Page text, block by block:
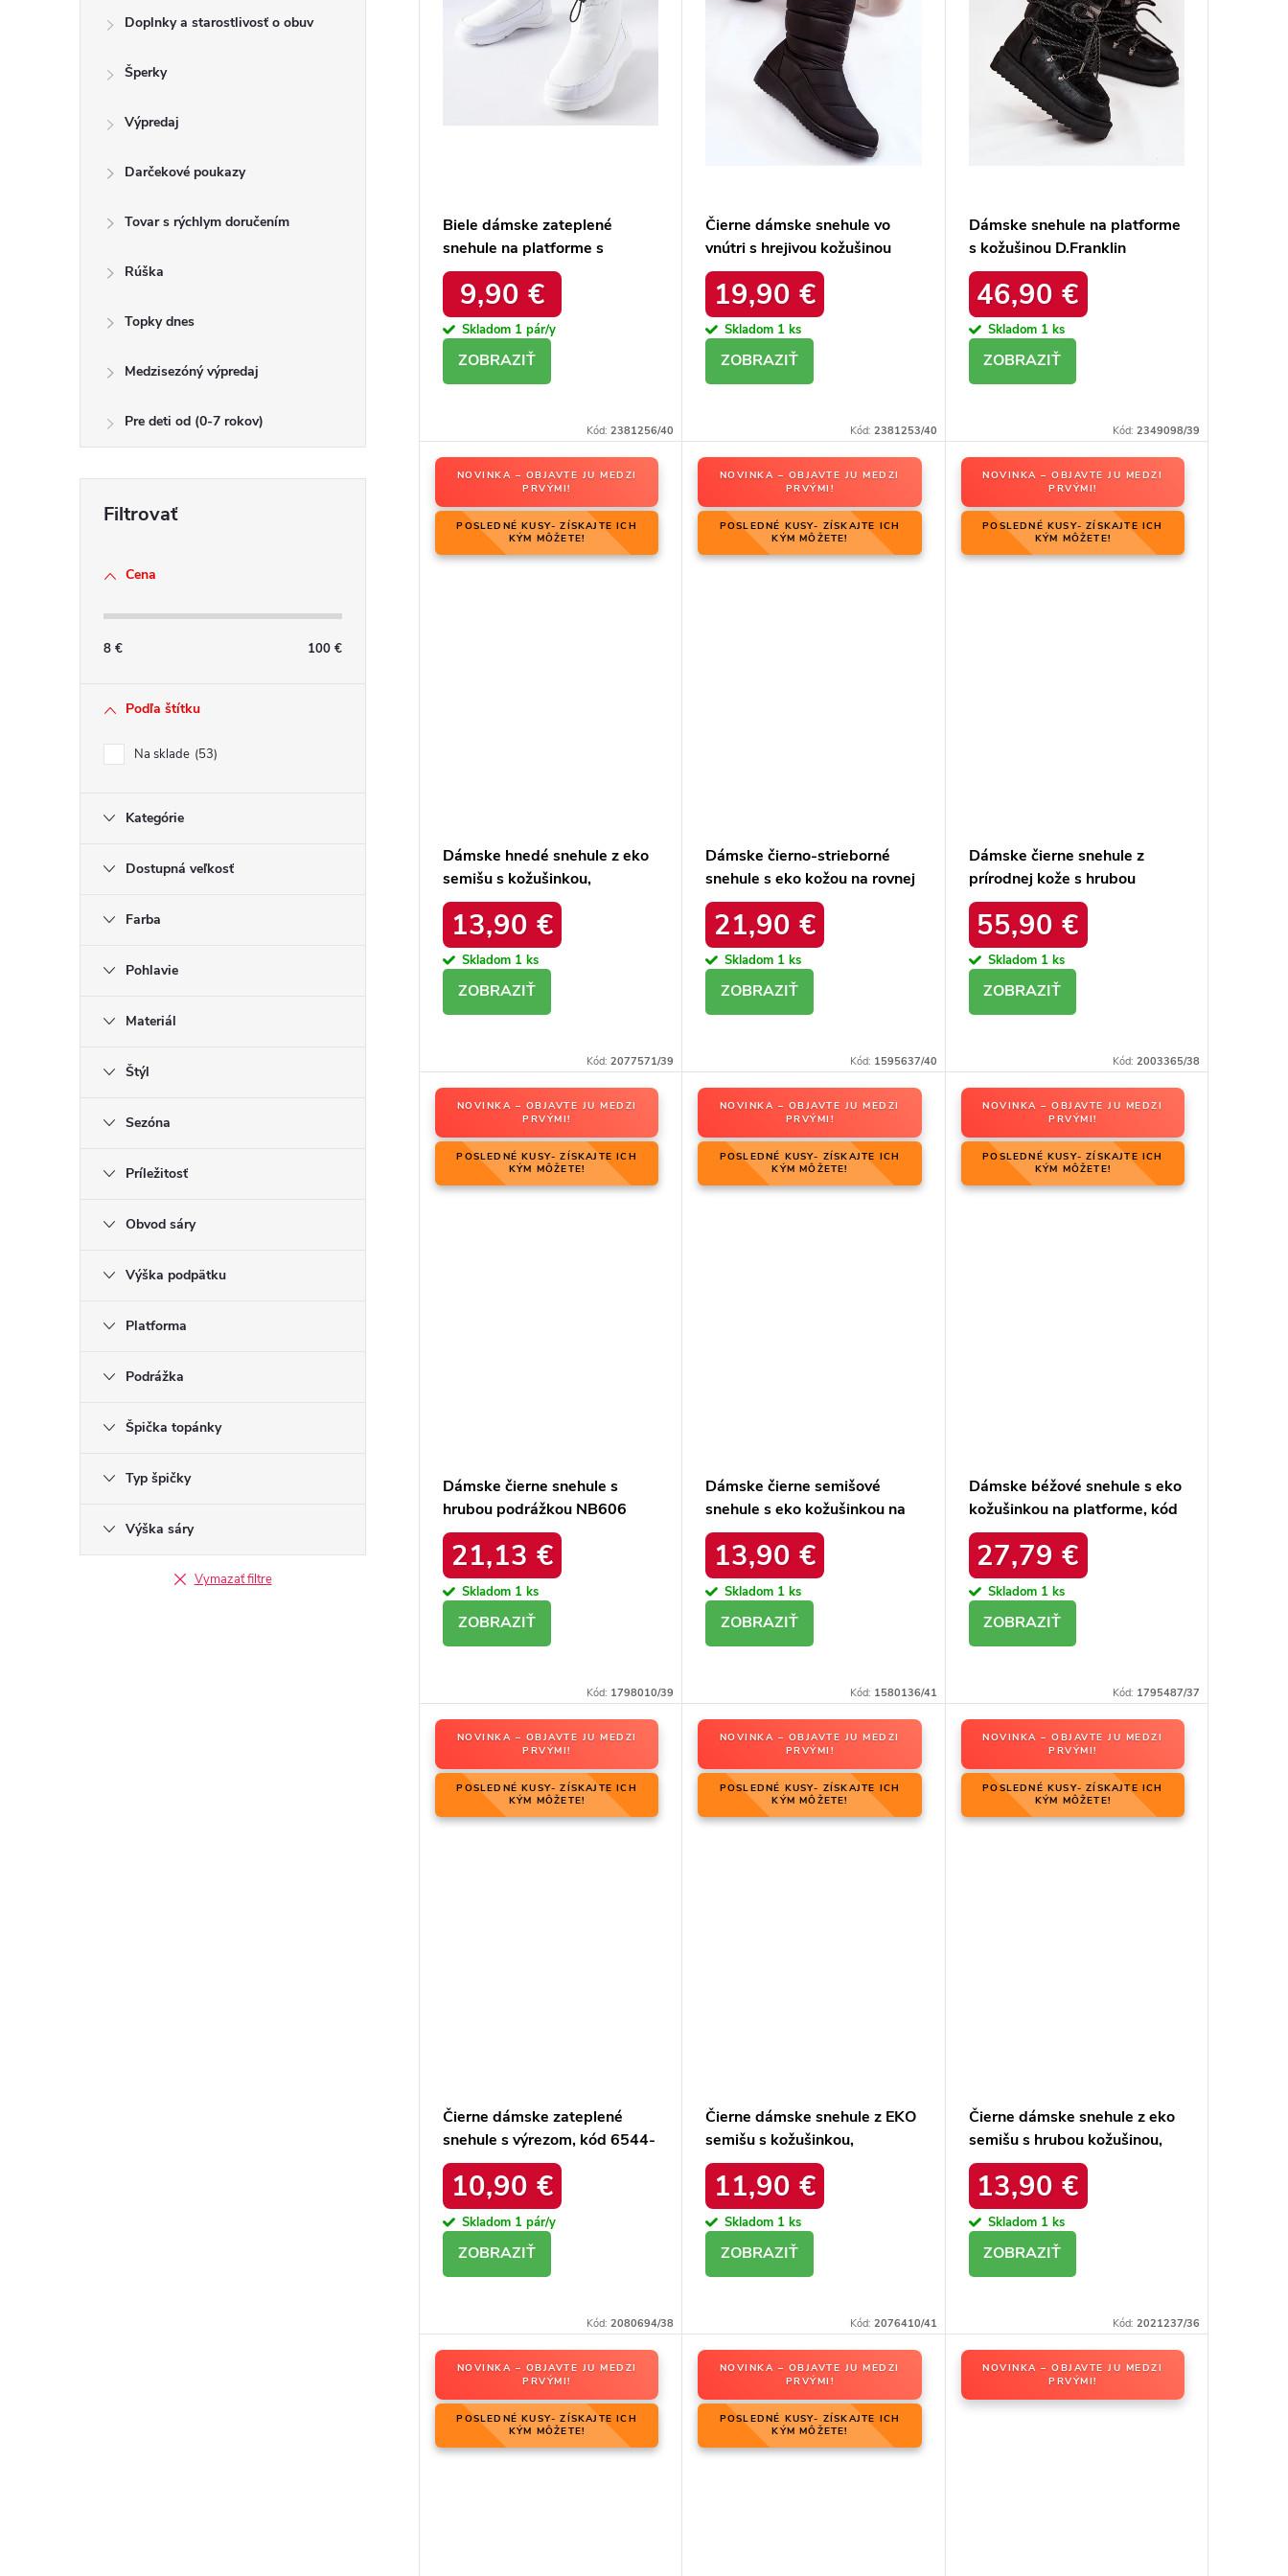
Doplnky a starostlivosť o obuv
Šperky
Výpredaj
Darčekové poukazy
Tovar s rýchlym doručením
Rúška
Topky dnes
Medzisezóný výpredaj
Pre deti od (0-7 rokov)
Cena
8 € 100 €
Podľa štítku
Na sklade 53
Kategórie
Dostupná veľkosť
Farba
Pohlavie
Materiál
Štýl
Sezóna
Príležitosť
Obvod sáry
Výška podpätku
Platforma
Podrážka
Špička topánky
Typ špičky
Výška sáry
Vymazať filtre
Biele dámske zateplené
snehule na platforme s
okrúhlou špičkou Inna
TX5002 WHITE
9,90 €
Skladom 1 pár/y
Kód:2381256/40
Čierne dámske snehule vo
vnútri s hrejivou kožušinou
zateplené kód 22SN26-5028
BLACK
19,90 €
Skladom 1 ks
Kód: 2381253/40
Dámske snehule na platforme
s kožušinou D.Franklin
DFSH37005 Čierne
46,90 €
Skladom 1 ks
Kód: 2349098/39
NOVINKA – OBJAVTE JU MEDZI
PRVÝMI!
POSLEDNÉ KUSY- ZÍSKAJTE ICH
KÝM MÔŽETE!
Dámske hnedé snehule z eko
semišu s kožušinkou,
platforma – 20219-4K
LEOPARD
13,90 €
Skladom 1 ks
Kód:2077571/39
NOVINKA – OBJAVTE JU MEDZI
PRVÝMI!
POSLEDNÉ KUSY- ZÍSKAJTE ICH
KÝM MÔŽETE!
Dámske čierno-strieborné
snehule s eko kožou na rovnej
podrážke, kód produktu 23-
34586 SREBRNY
21,90 €
Skladom 1 ks
Kód: 1595637/40
NOVINKA – OBJAVTE JU MEDZI
PRVÝMI!
POSLEDNÉ KUSY- ZÍSKAJTE ICH
KÝM MÔŽETE!
Dámske čierne snehule z
prírodnej kože s hrubou
podrážkou a zateplením, kód
produktu OO274A206
55,90 €
Skladom 1 ks
Kód: 2003365/38
NOVINKA – OBJAVTE JU MEDZI
PRVÝMI!
POSLEDNÉ KUSY- ZÍSKAJTE ICH
KÝM MÔŽETE!
Dámske čierne snehule s
hrubou podrážkou NB606
BLACK
21,13 €
Skladom 1 ks
Kód: 1798010/39
NOVINKA – OBJAVTE JU MEDZI
PRVÝMI!
POSLEDNÉ KUSY- ZÍSKAJTE ICH
KÝM MÔŽETE!
Dámske čierne semišové
snehule s eko kožušinkou na
zimu, kód produktu 20213-
4A BLACK
13,90 €
Skladom 1 ks
Kód: 1580136/41
NOVINKA – OBJAVTE JU MEDZI
PRVÝMI!
POSLEDNÉ KUSY- ZÍSKAJTE ICH
KÝM MÔŽETE!
Dámske béžové snehule s eko
kožušinkou na platforme, kód
produktu MM274380 BEŻ
27,79 €
Skladom 1 ks
Kód: 1795487/37
NOVINKA – OBJAVTE JU MEDZI
PRVÝMI!
POSLEDNÉ KUSY- ZÍSKAJTE ICH
KÝM MÔŽETE!
Čierne dámske zateplené
snehule s výrezom, kód 6544-
21
10,90 €
Skladom 1 pár/y
Kód:2080694/38
NOVINKA – OBJAVTE JU MEDZI
PRVÝMI!
POSLEDNÉ KUSY- ZÍSKAJTE ICH
KÝM MÔŽETE!
Čierne dámske snehule z EKO
semišu s kožušinkou,
platforma, M563 BLACK
11,90 €
Skladom 1 ks
Kód: 2076410/41
NOVINKA – OBJAVTE JU MEDZI
PRVÝMI!
POSLEDNÉ KUSY- ZÍSKAJTE ICH
KÝM MÔŽETE!
Čierne dámske snehule z eko
semišu s hrubou kožušinou,
kód produktu 20213-4A
BLACK
13,90 €
Skladom 1 ks
Kód: 2021237/36
NOVINKA – OBJAVTE JU MEDZI
PRVÝMI!
POSLEDNÉ KUSY- ZÍSKAJTE ICH
KÝM MÔŽETE!
NOVINKA – OBJAVTE JU MEDZI
PRVÝMI!
POSLEDNÉ KUSY- ZÍSKAJTE ICH
KÝM MÔŽETE!
NOVINKA – OBJAVTE JU MEDZI
PRVÝMI!